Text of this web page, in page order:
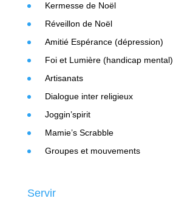
Kermesse de Noël
Réveillon de Noël
Amitié Espérance (dépression)
Foi et Lumière (handicap mental)
Artisanats
Dialogue inter religieux
Joggin’spirit
Mamie’s Scrabble
Groupes et mouvements
Servir